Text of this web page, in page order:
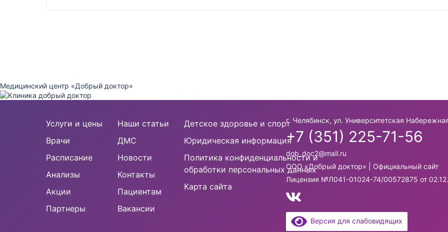
Медицинский центр «Добрый доктор»
Услуги и цены
Врачи
Расписание
Анализы
Акции
Партнеры
Наши статьи
ДМС
Новости
Контакты
Пациентам
Вакансии
Детское здоровье и спорт
Юридическая информация
Политика конфиденциальности и
обработки персональных данных
Карта сайта
г. Челябинск, ул. Университетская
+7 (351) 225-71-56
dob_doc2@mail.ru
ООО «Добрый доктор» | Официальный сайт
Лицензия №Л041-01024-74/00572875 от
Версия для слабовидящих